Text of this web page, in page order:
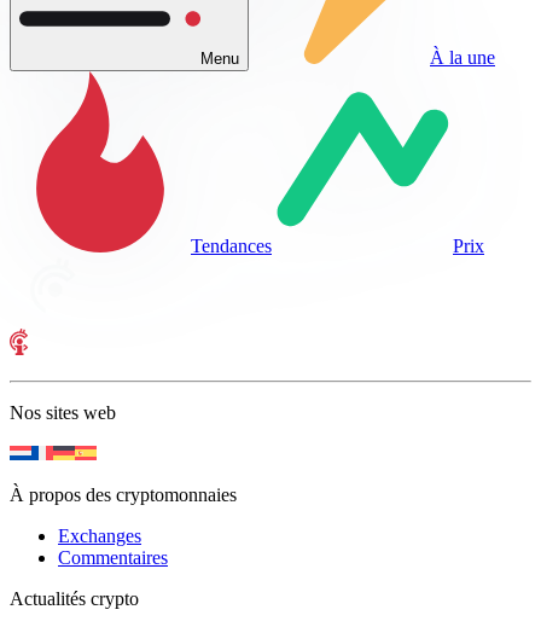
Menu À la une
Tendances Prix
Nos sites web
À propos des cryptomonnaies
Exchanges
Commentaires
Actualités crypto